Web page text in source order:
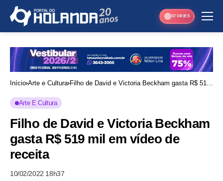
STORIES
Início Arte e Cultura Filho de David e Victoria Beckham gasta R$ 519
Arte E Cultura
Filho de David e Victoria Beckham
gasta R$ 519 mil em vídeo de
receita
10/02/2022 18h37